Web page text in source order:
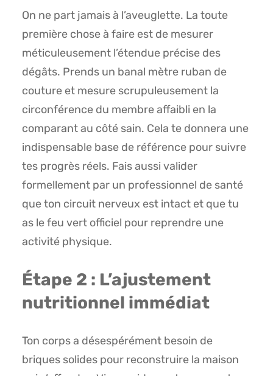
On ne part jamais à l’aveuglette. La toute
première chose à faire est de mesurer
méticuleusement l’étendue précise des
dégâts. Prends un banal mètre ruban de
couture et mesure scrupuleusement la
circonférence du membre affaibli en la
comparant au côté sain. Cela te donnera une
indispensable base de référence pour suivre
tes progrès réels. Fais aussi valider
formellement par un professionnel de santé
que ton circuit nerveux est intact et que tu
as le feu vert officiel pour reprendre une
activité physique.
Étape 2 : L’ajustement
nutritionnel immédiat
Ton corps a désespérément besoin de
briques solides pour reconstruire la maison